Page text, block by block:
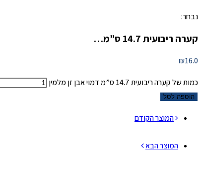
נבחר:
קערה ריבועית 14.7 ס”מ…
₪16.0
כמות של קערה ריבועית 14.7 ס”מ דמוי אבן זן מלמין
הוספה לסל
המוצר הקודם
המוצר הבא